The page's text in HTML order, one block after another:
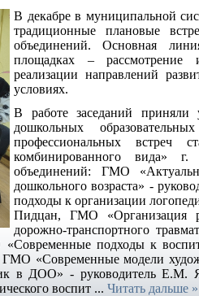
В декабре в муниципальной
традиционные плановые
объединений. Основная
площадках – рассмотрение
реализации направлений
условиях.
В работе заседаний приняли
дошкольных
профессиональных
комбинированного вида»
объединений: ГМО
дошкольного возраста» -
подходы к организации
Пидцан, ГМО «Организация
дорожно-транспортного
подходы к
«Современные модели
в ДОО» - руководитель
воспит ... Читать дальше »